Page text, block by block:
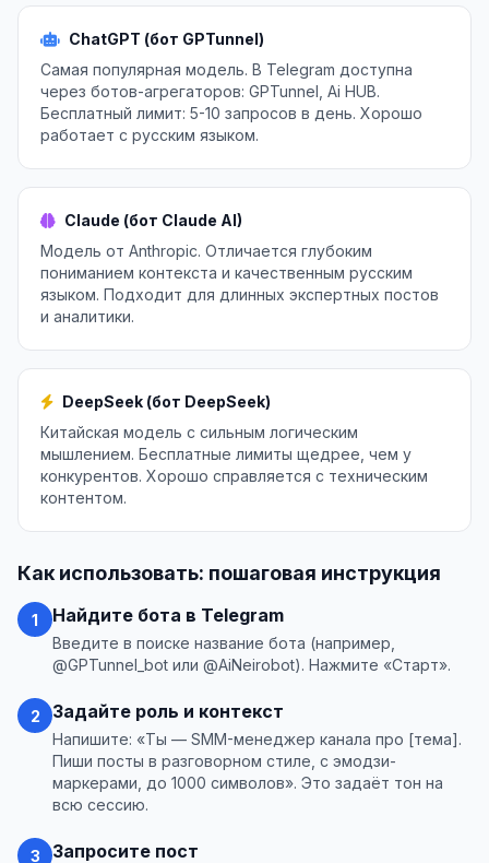
ChatGPT (бот GPTunnel)
Самая популярная модель. В Telegram доступна
через ботов-агрегаторов: GPTunnel, Ai HUB.
Бесплатный лимит: 5-10 запросов в день. Хорошо
работает с русским языком.
Claude (бот Claude AI)
Модель от Anthropic. Отличается глубоким
пониманием контекста и качественным русским
языком. Подходит для длинных экспертных постов
и аналитики.
DeepSeek (бот DeepSeek)
Китайская модель с сильным логическим
мышлением. Бесплатные лимиты щедрее, чем у
конкурентов. Хорошо справляется с техническим
контентом.
Как использовать: пошаговая инструкция
1 Найдите бота в Telegram
Введите в поиске название бота (например,
@GPTunnel_bot или @AiNeirobot). Нажмите «Старт».
2 Задайте роль и контекст
Напишите: «Ты — SMM-менеджер канала про [тема].
Пиши посты в разговорном стиле, с эмодзи-
маркерами, до 1000 символов». Это задаёт тон на
всю сессию.
3 Запросите пост